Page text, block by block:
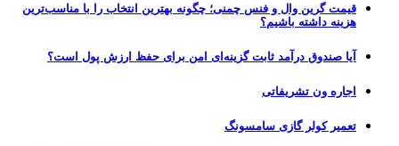
قیمت گرین وال و فنس چمنی؛ چگونه بهترین انتخاب را با مناسب‌ترین
هزینه داشته باشیم؟
آیا صندوق درآمد ثابت گزینه‌ای امن برای حفظ ارزش پول است؟
اجاره ون تشریفاتی
تعمیر کولر گازی سامسونگ